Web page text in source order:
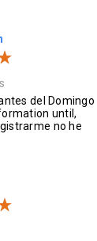
del Domingo
until,
no he